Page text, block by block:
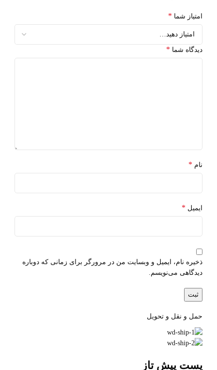
امتیاز شما *
دیدگاه شما *
نام *
ایمیل *
ذخیره نام، ایمیل و وبسایت من در مرورگر برای زمانی که دوباره
دیدگاهی می‌نویسم.
حمل و نقل و تحویل
پست پیش تاز